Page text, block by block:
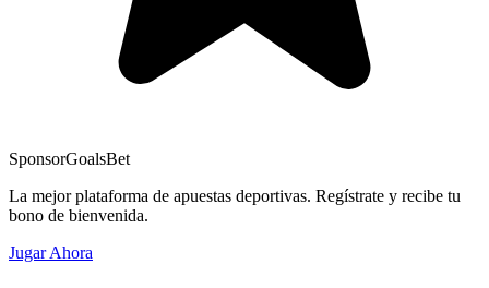
SponsorGoalsBet
La mejor plataforma de apuestas deportivas. Regístrate y recibe tu
bono de bienvenida.
Jugar Ahora